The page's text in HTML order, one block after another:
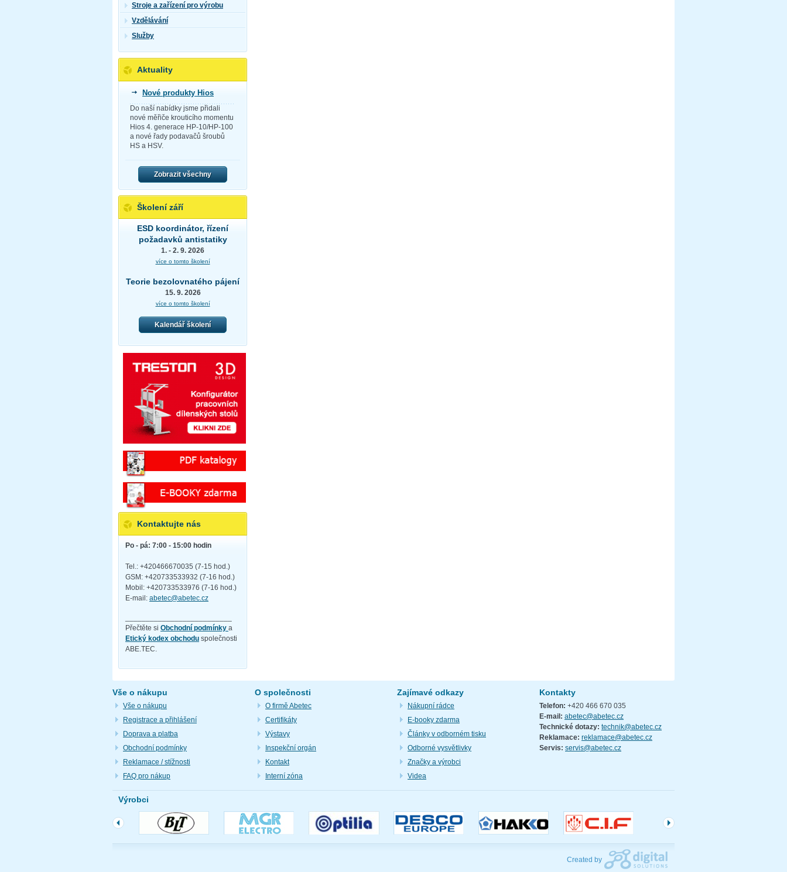
Stroje a zařízení pro výrobu
Vzdělávání
Služby
Aktuality
Nové produkty Hios
Do naší nabídky jsme přidali
nové měřiče krouticího momentu
Hios 4. generace HP-10/HP-100
a nové řady podavačů šroubů
HS a HSV.
Zobrazit všechny
Školení září
ESD koordinátor, řízení
požadavků antistatiky
1. - 2. 9. 2026
více o tomto školení
Teorie bezolovnatého pájení
15. 9. 2026
více o tomto školení
Kalendář školení
Kontaktujte nás
Po - pá: 7:00 - 15:00 hodin
Tel.: +420466670035 (7-15 hod.)
GSM: +420733533932 (7-16 hod.)
Mobil: +420733533976 (7-16 hod.)
E-mail: abetec@abetec.cz
Přečtěte si Obchodní podmínky a
Etický kodex obchodu společnosti
ABE.TEC.
Vše o nákupu
Vše o nákupu
Registrace a přihlášení
Doprava a platba
Obchodní podmínky
Reklamace / stížnosti
FAQ pro nákup
O společnosti
O firmě Abetec
Certifikáty
Výstavy
Inspekční orgán
Kontakt
Interní zóna
Zajímavé odkazy
Nákupní rádce
E-booky zdarma
Články v odborném tisku
Odborné vysvětlivky
Značky a výrobci
Videa
Kontakty
Telefon: +420 466 670 035
E-mail: abetec@abetec.cz
Technické dotazy: technik@abetec.cz
Reklamace: reklamace@abetec.cz
Servis: servis@abetec.cz
Výrobci
Created by